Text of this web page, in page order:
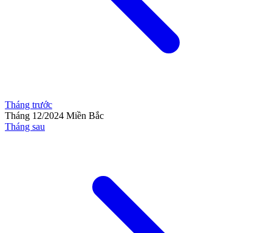
Tháng trước
Tháng 12/2024 Miền Bắc
Tháng sau